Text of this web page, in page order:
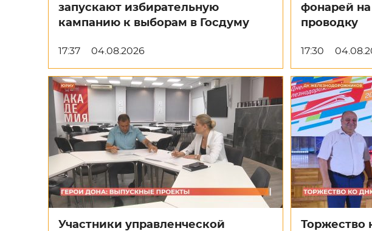
запускают избирательную
кампанию к выборам в Госдуму
17:37 04.08.2026
фонарей
проводку
17:30
Участники управленческой
Торжество